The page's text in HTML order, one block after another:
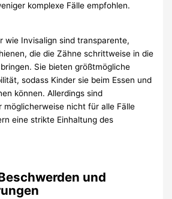
komplexe Fälle empfohlen.
wie Invisalign sind transparente,
die die Zähne schrittweise in die
Sie bieten größtmögliche
sodass Kinder sie beim Essen und
können. Allerdings sind
möglicherweise nicht für alle Fälle
eine strikte Einhaltung des
und